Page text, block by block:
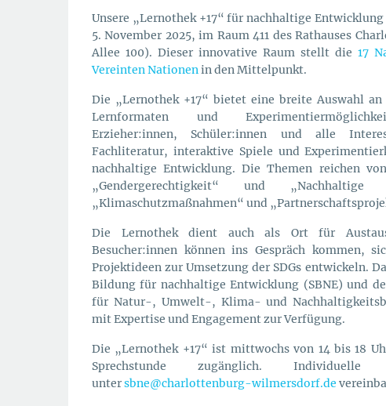
Unsere „Lernothek +17“ für nachhaltige
5. November 2025, im Raum 411 des Rathauses
Allee 100). Dieser innovative Raum stellt die 17
Vereinten Nationenin den Mittelpunkt.
Die „Lernothek +17“ bietet eine breite Auswahl
Lernformaten und
Erzieher:innen, Schüler:innen und alle
Fachliteratur, interaktive Spiele und
nachhaltige Entwicklung. Die Themen reichen
„Gendergerechtigkeit“ und
„Klimaschutzmaßnahmen“ und
Die Lernothek dient auch als Ort für
Besucher:innen können ins Gespräch kommen,
Projektideen zur Umsetzung der SDGs entwickeln.
Bildung für nachhaltige Entwicklung (SBNE) und
für Natur-, Umwelt-, Klima- und
mit Expertise und Engagement zur Verfügung.
Die „Lernothek +17“ ist mittwochs von 14 bis 18
Sprechstunde zugänglich.
untersbne@charlottenburg-wilmersdorf.de